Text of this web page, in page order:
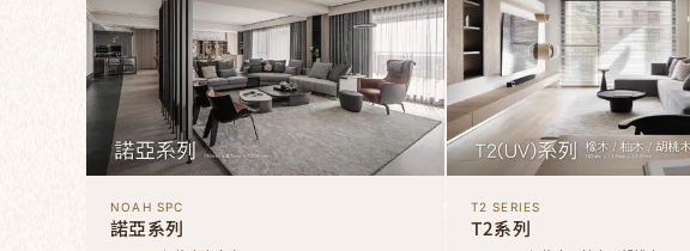
NOAH SPC
諾亞系列
T2 SERIES
T2系列